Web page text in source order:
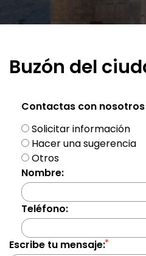
Buzón del
Contactas con
Solicitar información
Hacer una sugerencia
Otros
Nombre
Teléfono
Escribe tu mensaje